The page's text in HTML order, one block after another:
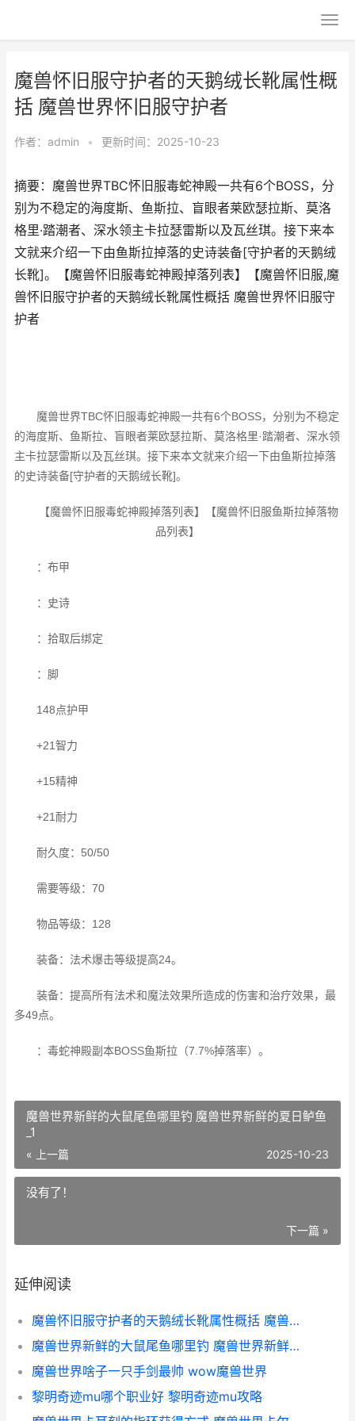
魔兽怀旧服守护者的天鹅绒长靴属性概
括 魔兽世界怀旧服守护者
作者： admin • 更新时间：2025-10-23
摘要：魔兽世界TBC怀旧服毒蛇神殿一共有6个BOSS，分
别为不稳定的海度斯、鱼斯拉、盲眼者莱欧瑟拉斯、莫洛
格里·踏潮者、深水领主卡拉瑟雷斯以及瓦丝琪。接下来本
文就来介绍一下由鱼斯拉掉落的史诗装备[守护者的天鹅绒
长靴]。【魔兽怀旧服毒蛇神殿掉落列表】【魔兽怀旧服,魔
兽怀旧服守护者的天鹅绒长靴属性概括 魔兽世界怀旧服守
护者
魔兽世界TBC怀旧服毒蛇神殿一共有6个BOSS，分别为不稳定
的海度斯、鱼斯拉、盲眼者莱欧瑟拉斯、莫洛格里·踏潮者、深水领
主卡拉瑟雷斯以及瓦丝琪。接下来本文就来介绍一下由鱼斯拉掉落
的史诗装备[守护者的天鹅绒长靴]。
【魔兽怀旧服毒蛇神殿掉落列表】【魔兽怀旧服鱼斯拉掉落物
品列表】
：布甲
：史诗
：拾取后绑定
：脚
148点护甲
+21智力
+15精神
+21耐力
耐久度：50/50
需要等级：70
物品等级：128
装备：法术爆击等级提高24。
装备：提高所有法术和魔法效果所造成的伤害和治疗效果，最
多49点。
：毒蛇神殿副本BOSS鱼斯拉（7.7%掉落率）。
魔兽世界新鲜的大鼠尾鱼哪里钓 魔兽世界新鲜的夏日鲈鱼
_1
« 上一篇 2025-10-23
没有了！
下一篇 »
延伸阅读
魔兽怀旧服守护者的天鹅绒长靴属性概括 魔兽世界怀旧服守护者
魔兽世界新鲜的大鼠尾鱼哪里钓 魔兽世界新鲜的夏日鲈鱼_1
魔兽世界啥子一只手剑最帅 wow魔兽世界
黎明奇迹mu哪个职业好 黎明奇迹mu攻略